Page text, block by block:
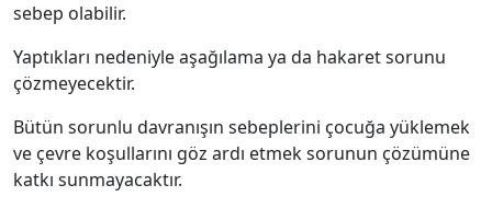
sebep olabilir.
Yaptıkları nedeniyle aşağılama ya da hakaret sorunu
çözmeyecektir.
Bütün sorunlu davranışın sebeplerini çocuğa yüklemek
ve çevre koşullarını göz ardı etmek sorunun çözümüne
katkı sunmayacaktır.